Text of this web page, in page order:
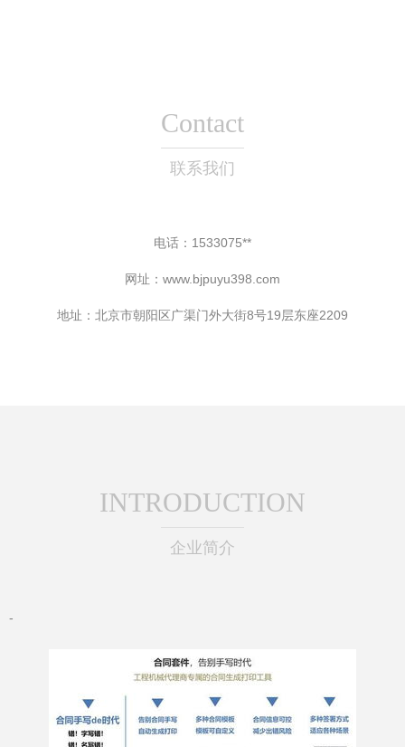
Contact
联系我们
电话：1533075**
网址： www.bjpuyu398.com
地址：北京市朝阳区广渠门外大街8号19层东座2209
INTRODUCTION
企业简介
-